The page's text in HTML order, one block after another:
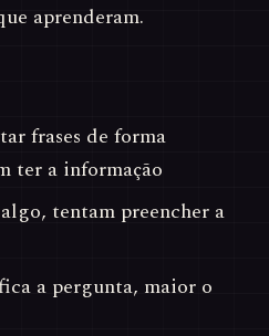
aprenderam.
frases de forma
ter a informação
tentam preencher a
a pergunta, maior o